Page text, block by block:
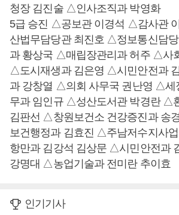
청장 김진술 △인사조직과 박영화
5급 승진 △공보관 이경석 △감사관
산법무담당관 최진호 △정보통신담
과 황상국 △매립장관리과 허주 △사
△도시재생과 김은영 △시민안전과
과 강창열 △의회 사무국 권난영 △세
무과 임인규 △성산도서관 박경란 △
김판선 △창원보건소 건강증진과 송
보건행정과 김효진 △주남저수지사
항만과 김강석 김상문 △시민안전과
강명대 △농업기술과 전미란 추이효
인기기사